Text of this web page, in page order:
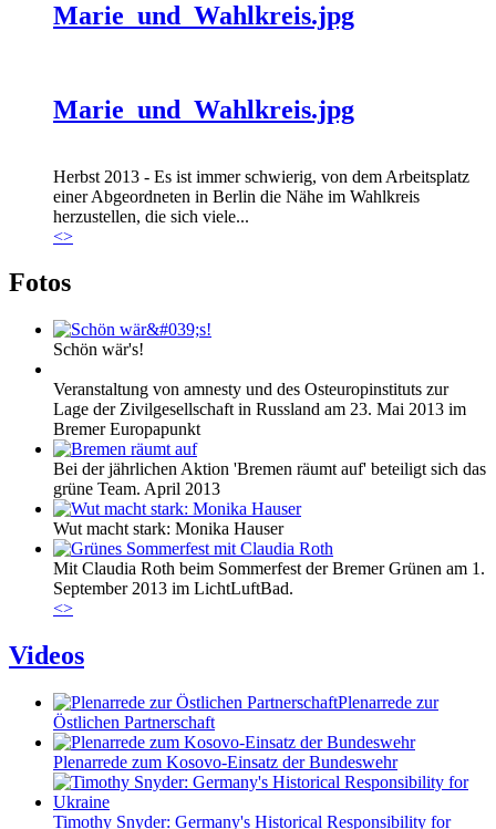
Marie_und_Wahlkreis.jpg
Marie_und_Wahlkreis.jpg
Herbst 2013 - Es ist immer schwierig, von dem Arbeitsplatz
einer Abgeordneten in Berlin die Nähe im Wahlkreis
herzustellen, die sich viele...
<>
Fotos
Schön wär's!
Veranstaltung von amnesty und des Osteuropinstituts zur
Lage der Zivilgesellschaft in Russland am 23. Mai 2013 im
Bremer Europapunkt
Bei der jährlichen Aktion 'Bremen räumt auf' beteiligt sich das
grüne Team. April 2013
Wut macht stark: Monika Hauser
Mit Claudia Roth beim Sommerfest der Bremer Grünen am 1.
September 2013 im LichtLuftBad.
<>
Videos
Plenarrede zur
Östlichen Partnerschaft
Plenarrede zum Kosovo-Einsatz der Bundeswehr
Timothy Snyder: Germany's Historical Responsibility for